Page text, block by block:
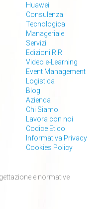
Huawei
Consulenza
Tecnologica
Manageriale
Servizi
Edizioni R.R
Video e-Learning
Event Management
Logistica
Blog
Azienda
Chi Siamo
Lavora con noi
Codice Etico
Informativa Privacy
Cookies Policy
e normative